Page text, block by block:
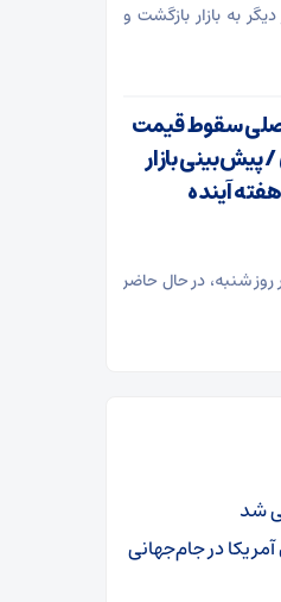
به بازار بازگشت و
سقوط قیمت
پیش‌بینی بازار
آینده
زیر ۶۰ هزار دلار در روز شنبه، در حال حاضر
شد
در جام‌جهانی